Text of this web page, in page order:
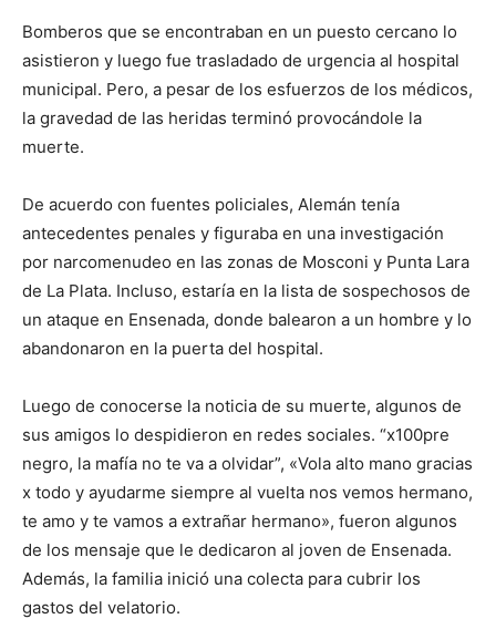
Bomberos que se encontraban en un puesto cercano lo
asistieron y luego fue trasladado de urgencia al hospital
municipal. Pero, a pesar de los esfuerzos de los médicos,
la gravedad de las heridas terminó provocándole la
muerte.
De acuerdo con fuentes policiales, Alemán tenía
antecedentes penales y figuraba en una investigación
por narcomenudeo en las zonas de Mosconi y Punta Lara
de La Plata. Incluso, estaría en la lista de sospechosos de
un ataque en Ensenada, donde balearon a un hombre y lo
abandonaron en la puerta del hospital.
Luego de conocerse la noticia de su muerte, algunos de
sus amigos lo despidieron en redes sociales. “x100pre
negro, la mafía no te va a olvidar”, «Vola alto mano gracias
x todo y ayudarme siempre al vuelta nos vemos hermano,
te amo y te vamos a extrañar hermano», fueron algunos
de los mensaje que le dedicaron al joven de Ensenada.
Además, la familia inició una colecta para cubrir los
gastos del velatorio.